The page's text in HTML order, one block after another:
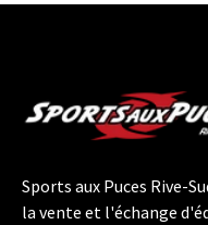
Sports aux Puces Rive-
la vente et l'échange